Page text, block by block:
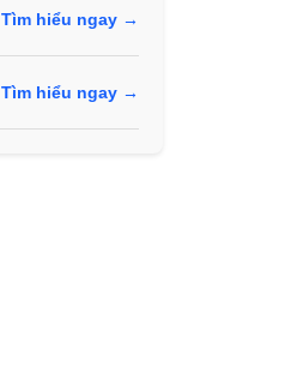
Tìm hiểu ngay →
Tìm hiểu ngay →